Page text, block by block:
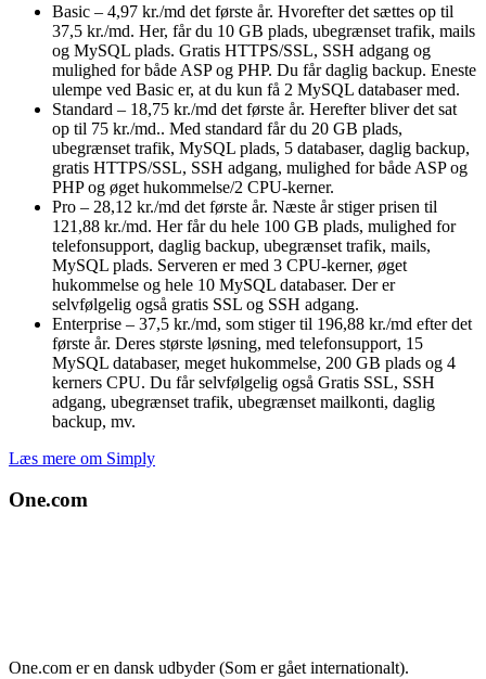
Basic – 4,97 kr./md det første år. Hvorefter det sættes op til
37,5 kr./md. Her, får du 10 GB plads, ubegrænset trafik, mails
og MySQL plads. Gratis HTTPS/SSL, SSH adgang og
mulighed for både ASP og PHP. Du får daglig backup. Eneste
ulempe ved Basic er, at du kun få 2 MySQL databaser med.
Standard – 18,75 kr./md det første år. Herefter bliver det sat
op til 75 kr./md.. Med standard får du 20 GB plads,
ubegrænset trafik, MySQL plads, 5 databaser, daglig backup,
gratis HTTPS/SSL, SSH adgang, mulighed for både ASP og
PHP og øget hukommelse/2 CPU-kerner.
Pro – 28,12 kr./md det første år. Næste år stiger prisen til
121,88 kr./md. Her får du hele 100 GB plads, mulighed for
telefonsupport, daglig backup, ubegrænset trafik, mails,
MySQL plads. Serveren er med 3 CPU-kerner, øget
hukommelse og hele 10 MySQL databaser. Der er
selvfølgelig også gratis SSL og SSH adgang.
Enterprise – 37,5 kr./md, som stiger til 196,88 kr./md efter det
første år. Deres største løsning, med telefonsupport, 15
MySQL databaser, meget hukommelse, 200 GB plads og 4
kerners CPU. Du får selvfølgelig også Gratis SSL, SSH
adgang, ubegrænset trafik, ubegrænset mailkonti, daglig
backup, mv.
Læs mere om Simply
One.com
One.com er en dansk udbyder (Som er gået internationalt).